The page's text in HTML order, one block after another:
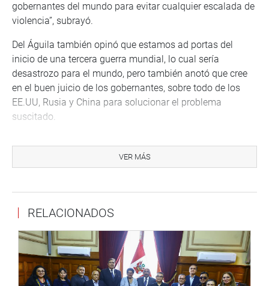
gobernantes del mundo para evitar cualquier escalada de
violencia”, subrayó.
Del Águila también opinó que estamos ad portas del
inicio de una tercera guerra mundial, lo cual sería
desastrozo para el mundo, pero también anotó que cree
en el buen juicio de los gobernantes, sobre todo de los
EE.UU, Rusia y China para solucionar el problema
suscitado.
debería recomendar al gobernante norcoreano que calme
su ímpetu, y el gobernante de Siria debería restituir la
rechazar la violencia.
“El Perú es un ejemplo en el mundo. Combatió y erradicó
al terrorismo genocida y ahora está en paz. En este
contexto siempre hay que rendir homenaje a los
Comandos de Chavín de Huántar, cuyo arrojo y valentía
VER MÁS
RELACIONADOS